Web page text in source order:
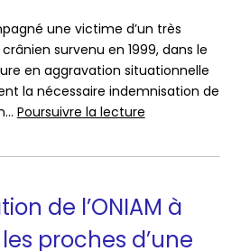
une victime d’un très
survenu en 1999, dans le
en aggravation situationnelle
la nécessaire indemnisation de
Poursuivre la lectureIndemnisation
l’aggravation
d’une
victime
d’un
de l’ONIAM à
proches d’une